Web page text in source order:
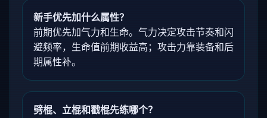
新手优先加什么属性？
前期优先加气力和生命。气力决定攻击节奏和闪
避频率，生命值前期收益高；攻击力靠装备和后
期属性补。
劈棍、立棍和戳棍先练哪个？